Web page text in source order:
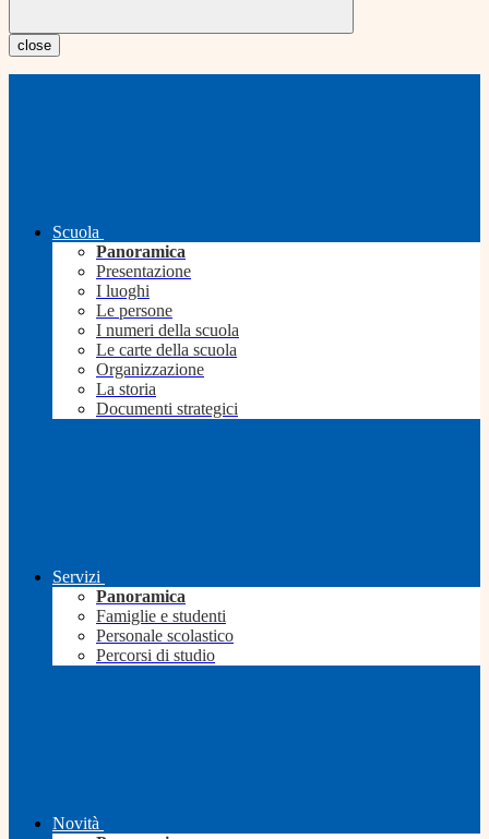
close
Scuola
Panoramica
Presentazione
I luoghi
Le persone
I numeri della scuola
Le carte della scuola
Organizzazione
La storia
Documenti strategici
Servizi
Panoramica
Famiglie e studenti
Personale scolastico
Percorsi di studio
Novità